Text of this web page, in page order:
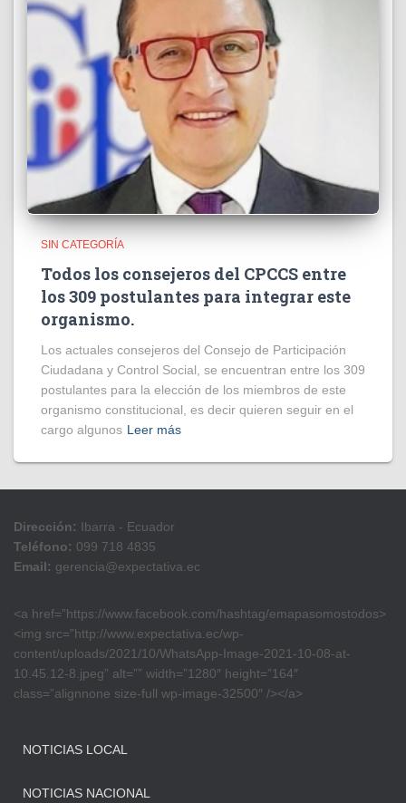
SIN CATEGORÍA
Todos los consejeros del CPCCS entre
los 309 postulantes para integrar este
organismo.
Los actuales consejeros del Consejo de Participación
Ciudadana y Control Social, se encuentran entre los 309
postulantes para la elección de los miembros de este
organismo constitucional, es decir quieren seguir en el
cargo algunos Leer más
Dirección: Ibarra - Ecuador
Teléfono: 099 718 4835
Email: gerencia@expectativa.ec
<a href=”https://www.facebook.com/hashtag/emapasomostodos>
<img src=”http://www.expectativa.ec/wp-
content/uploads/2021/10/WhatsApp-Image-2021-10-08-at-
10.45.12-8.jpeg” alt=”” width=”1280″ height=”164″
class=”alignnone size-full wp-image-32500″ /></a>
NOTICIAS LOCAL
NOTICIAS NACIONAL